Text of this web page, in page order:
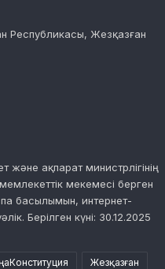
Республикасы, Жезқазған
ақпарат министрлігінің
мекемесі берген
басылымын, интернет-
Берілген күні: 30.12.2025
Жезқазған